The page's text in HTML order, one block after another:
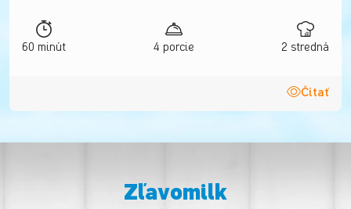
60 minút 4 porcie 2 stredná
Čítať
Zľavomilk